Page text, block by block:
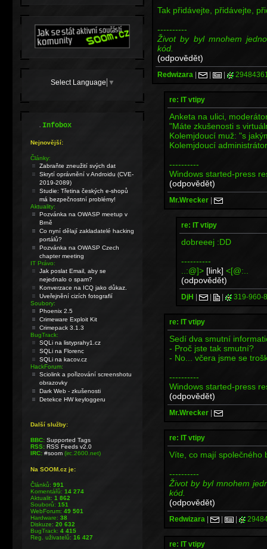
Tak přidávejte, přidávejte,
----------
Život by byl mnohem
kód.
(odpovědět)
Redwizara | | |
re: IT vtipy
Anketa na ulici,
"Máte zkušenosti s
Kolemjdoucí muž: "s
Kolemjdoucí
----------
Windows started-press
(odpovědět)
Mr.Wrecker |
re: IT vtipy
dobreeej :DD
----------
..:@]> [link] <[@:..
(odpovědět)
DjH | | | 319-960-
re: IT vtipy
Sedí dva smutní
- Proč jste tak smutní?
- No... včera jsme se
----------
Windows started-press
(odpovědět)
Mr.Wrecker |
re: IT vtipy
Víte, co mají společného
----------
Život by byl mnohem
kód.
(odpovědět)
Redwizara | | |
re: IT vtipy
Select Language ▼
.Infobox
Nejnovější:
Články:
Zabraňte zneužití svých dat
Skrytí oprávnění v Androidu (CVE-
2019-2089)
Studie: Třetina českých e-shopů
má bezpečnostní problémy!
Aktuality:
Pozvánka na OWASP meetup v
Brně
Co nyní dělají zakladatelé hacking
portálů?
Pozvánka na OWASP Czech
chapter meeting
IT Právo:
Jak poslat Email, aby se
nejednalo o spam?
Konverzace na ICQ jako důkaz.
Uveřejnění cizích fotografií
Soubory:
Phoenix 2.5
Crimeware Exploit Kit
Crimepack 3.1.3
BugTrack:
SQLi na listyprahy1.cz
SQLi na Florenc
SQLi na kacov.cz
HackForum:
Sciolink a pořizování screenshotu
obrazovky
Dark Web - zkušenosti
Detekce HW keyloggeru
Další služby:
BBC: Supported Tags
RSS: RSS Feeds v2.0
IRC: #soom(irc.2600.net)
Na SOOM.cz je:
Článků:991
Komentářů:14 274
Aktualit:1 862
Souborů:151
WebForum:49 501
Hardware:38
Diskuze:20 632
BugTrack:4 415
Reg. uživatelů:16 427